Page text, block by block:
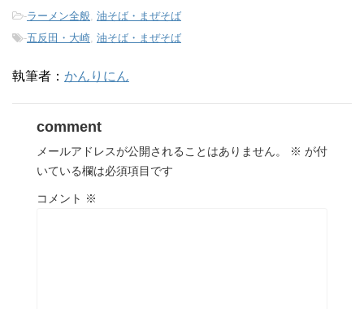
-ラーメン全般, 油そば・まぜそば
-五反田・大崎, 油そば・まぜそば
執筆者： かんりにん
comment
メールアドレスが公開されることはありません。 ※ が付
いている欄は必須項目です
コメント ※